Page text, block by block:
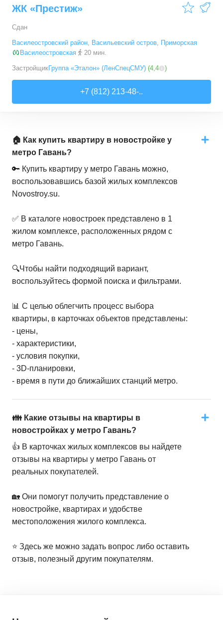
ЖК «Престиж»
Сдан
Василеостровский район, Васильевский остров, Приморская
Василеостровская
20 мин.
ЗастройщикГруппа «Эталон» (ЛенСпецСМУ) (4,4 )
+7 (812) 213-48-..
🏠 Как купить квартиру в новостройке у
метро Гавань?
🔑 Купить квартиру у метро Гавань можно,
воспользовавшись базой жилых комплексов
Novostroy.su.
✅ В каталоге новостроек представлено в 1
жилом комплексе, расположенных рядом с
метро Гавань.
🔍Чтобы найти подходящий вариант,
воспользуйтесь формой поиска и фильтрами.
📊 С целью облегчить процесс выбора
квартиры, в карточках объектов представлены:
- цены,
- характеристики,
- условия покупки,
- 3D-планировки,
- время в пути до ближайших станций метро.
👪 Какие отзывы на квартиры в
новостройках у метро Гавань?
👍 В карточках жилых комплексов вы найдете
отзывы на квартиры у метро Гавань от
реальных покупателей.
🏡 Они помогут получить представление о
новостройке, квартирах и удобстве
местоположения жилого комплекса.
⭐️ Здесь же можно задать вопрос либо оставить
отзыв, полезный другим покупателям.